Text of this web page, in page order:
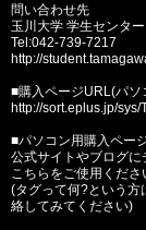
問い合わせ先
玉川大学 学生センター
Tel:042-739-7217
http://
■購入ページURL(パソ
http://sort.eplus.jp/
■パソコン用購入ペー
公式サイトやブログに
こちらをご使用くださ
(タグって何?という方
絡してみてください)